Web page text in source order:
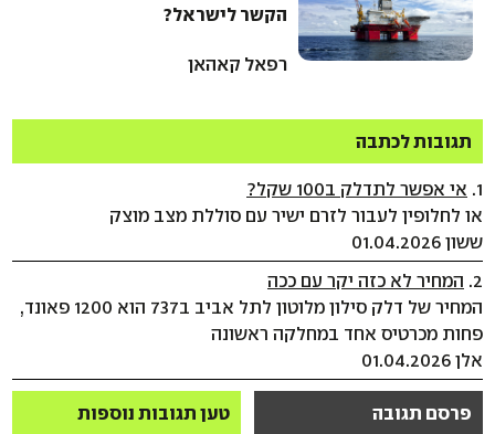
הקשר לישראל?
רפאל קאהאן
תגובות לכתבה
1. אי אפשר לתדלק ב100 שקל?
או לחלופין לעבור לזרם ישיר עם סוללת מצב מוצק
ששון 01.04.2026
2. המחיר לא כזה יקר עם ככה
המחיר של דלק סילון מלוטון לתל אביב ב737 הוא 1200 פאונד,
פחות מכרטיס אחד במחלקה ראשונה
אלן 01.04.2026
פרסם תגובה טען תגובות נוספות